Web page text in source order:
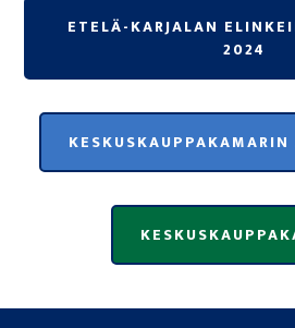
ETELÄ-KARJALAN
2024